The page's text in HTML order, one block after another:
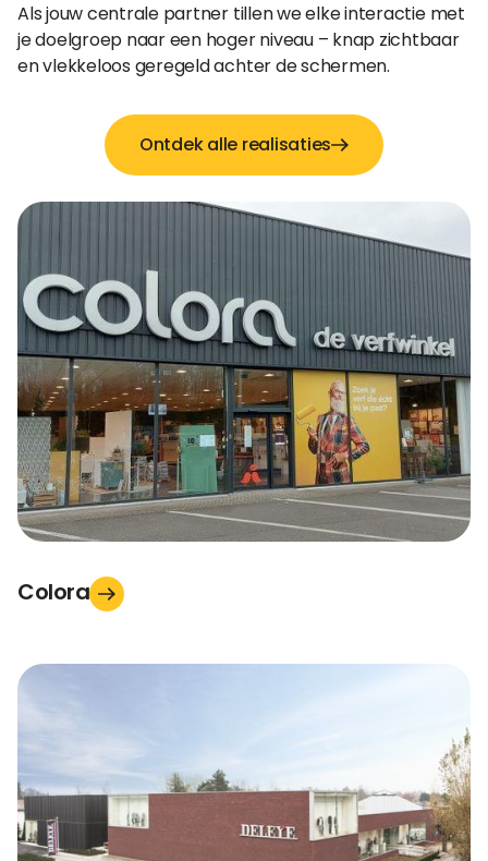
Als jouw centrale partner tillen we elke interactie met
je doelgroep naar een hoger niveau – knap zichtbaar
en vlekkeloos geregeld achter de schermen.
Ontdek alle realisaties
Colora